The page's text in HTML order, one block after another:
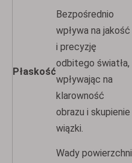
Płaskość
Bezpośrednio
wpływa na jakość
i precyzję
odbitego światła,
wpływając na
klarowność
obrazu i skupienie
wiązki.
Wady powierzchni